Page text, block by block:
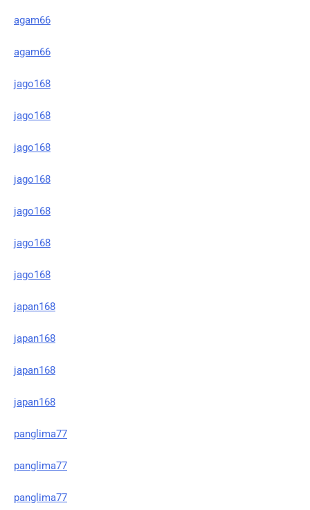
agam66
agam66
jago168
jago168
jago168
jago168
jago168
jago168
jago168
japan168
japan168
japan168
japan168
panglima77
panglima77
panglima77